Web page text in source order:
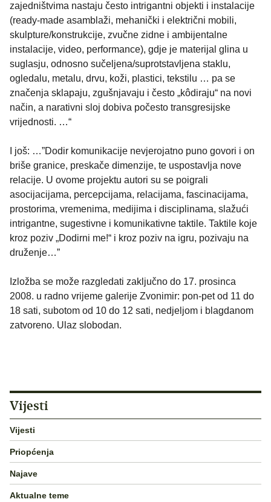
zajedništvima nastaju često intrigantni objekti i instalacije
(ready-made asamblaži, mehanički i električni mobili,
skulpture/konstrukcije, zvučne zidne i ambijentalne
instalacije, video, performance), gdje je materijal glina u
suglasju, odnosno sučeljena/suprotstavljena staklu,
ogledalu, metalu, drvu, koži, plastici, tekstilu … pa se
značenja sklapaju, zgušnjavaju i često „kôdiraju“ na novi
način, a narativni sloj dobiva počesto transgresijske
vrijednosti. …“
I još: …”Dodir komunikacije nevjerojatno puno govori i on
briše granice, preskače dimenzije, te uspostavlja nove
relacije. U ovome projektu autori su se poigrali
asocijacijama, percepcijama, relacijama, fascinacijama,
prostorima, vremenima, medijima i disciplinama, slažući
intrigantne, sugestivne i komunikativne taktile. Taktile koje
kroz poziv „Dodirni me!“ i kroz poziv na igru, pozivaju na
druženje…”
Izložba se može razgledati zaključno do 17. prosinca
2008. u radno vrijeme galerije Zvonimir: pon-pet od 11 do
18 sati, subotom od 10 do 12 sati, nedjeljom i blagdanom
zatvoreno. Ulaz slobodan.
Vijesti
Vijesti
Priopćenja
Najave
Aktualne teme